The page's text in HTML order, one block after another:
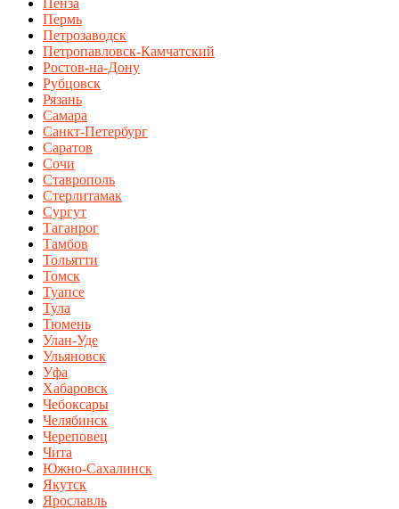
Пермь
Петрозаводск
Петропавловск-Камчатский
Ростов-на-Дону
Рубцовск
Рязань
Самара
Санкт-Петербург
Саратов
Сочи
Ставрополь
Стерлитамак
Сургут
Таганрог
Тамбов
Тольятти
Томск
Туапсе
Тула
Тюмень
Улан-Уде
Ульяновск
Уфа
Хабаровск
Чебоксары
Челябинск
Череповец
Чита
Южно-Сахалинск
Якутск
Ярославль